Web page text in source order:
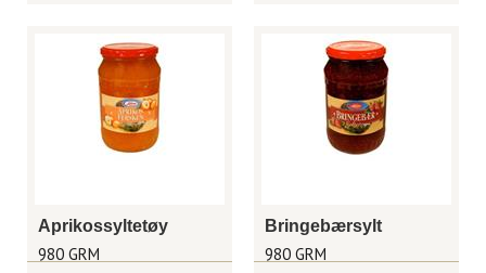
Aprikossyltetøy
980 GRM
Bringebærsylt
980 GRM